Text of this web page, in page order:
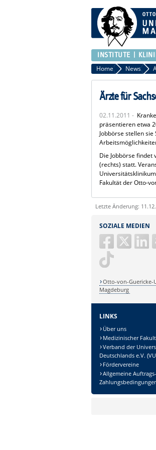
INSTITUTE
Home News
Ärzte für
02.11.2011 -
präsentieren etwa
Jobbörse stellen
Die Jobbörse findet
(rechts) statt.
Fakultät der Otto-
Letzte Änderung:
SOZIALE MEDIEN
Otto-von-Guericke-
Magdeburg
LINKS
Über uns
Medizinischer
Verband der
Deutschlands e.V.
Fördervereine
Allgemeine